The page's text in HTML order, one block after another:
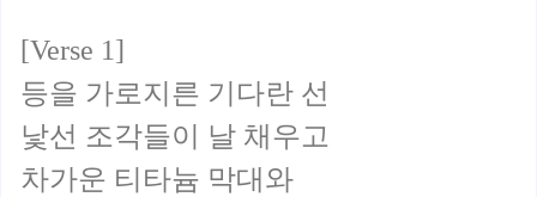
[Verse 1]
등을 가로지른 기다란 선
낯선 조각들이 날 채우고
차가운 티타늄 막대와